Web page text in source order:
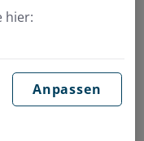
hier:
Anpassen